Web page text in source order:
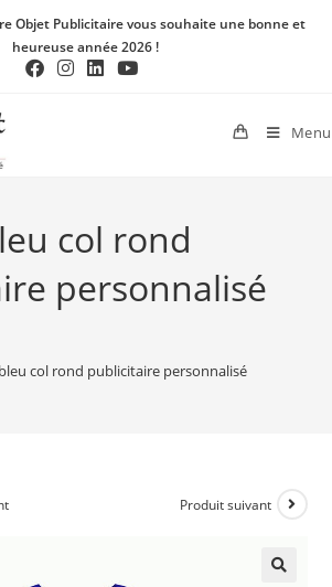
Objet Publicitaire vous souhaite une bonne et
heureuse année 2026 !
Menu
col rond
personnalisé
col rond publicitaire personnalisé
Produit suivant